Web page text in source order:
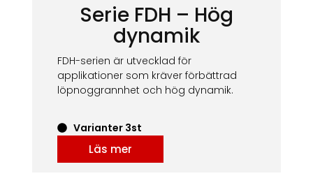
Serie FDH – Hög
dynamik
FDH-serien är utvecklad för
applikationer som kräver förbättrad
löpnoggrannhet och hög dynamik.
Läs mer
Varianter 3st